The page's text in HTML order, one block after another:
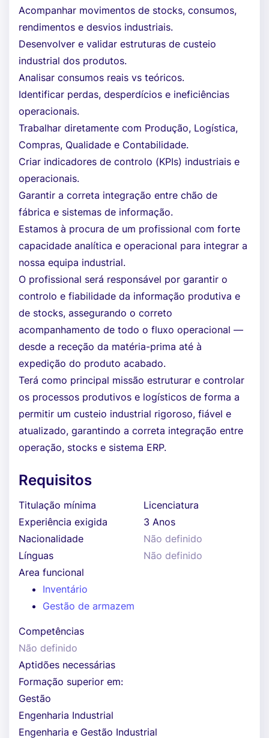
Acompanhar movimentos de stocks, consumos,
rendimentos e desvios industriais.
Desenvolver e validar estruturas de custeio
industrial dos produtos.
Analisar consumos reais vs teóricos.
Identificar perdas, desperdícios e ineficiências
operacionais.
Trabalhar diretamente com Produção, Logística,
Compras, Qualidade e Contabilidade.
Criar indicadores de controlo (KPIs) industriais e
operacionais.
Garantir a correta integração entre chão de
fábrica e sistemas de informação.
Estamos à procura de um profissional com forte
capacidade analítica e operacional para integrar a
nossa equipa industrial.
O profissional será responsável por garantir o
controlo e fiabilidade da informação produtiva e
de stocks, assegurando o correto
acompanhamento de todo o fluxo operacional —
desde a receção da matéria-prima até à
expedição do produto acabado.
Terá como principal missão estruturar e controlar
os processos produtivos e logísticos de forma a
permitir um custeio industrial rigoroso, fiável e
atualizado, garantindo a correta integração entre
operação, stocks e sistema ERP.
Requisitos
Titulação mínima
Licenciatura
Experiência exigida
3 Anos
Nacionalidade
Não definido
Línguas
Não definido
Area funcional
Inventário
Gestão de armazem
Competências
Não definido
Aptidões necessárias
Formação superior em:
Gestão
Engenharia Industrial
Engenharia e Gestão Industrial